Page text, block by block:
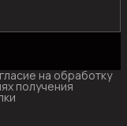
на обработку
получения